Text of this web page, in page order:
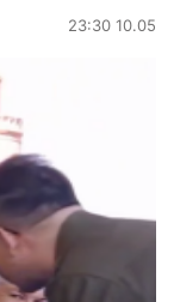
23:30 10.05